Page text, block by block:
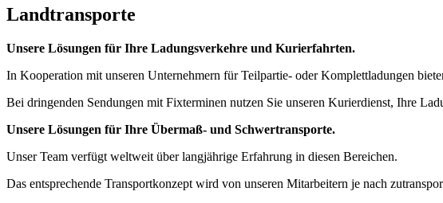
Landtransporte
Unsere Lösungen für Ihre Ladungsverkehre und Kurierfahrten.
In Kooperation mit unseren Unternehmern für Teilpartie- oder Komplettladungen
Bei dringenden Sendungen mit Fixterminen nutzen Sie unseren Kurierdienst, Ihre
Unsere Lösungen für Ihre Übermaß- und Schwertransporte.
Unser Team verfügt weltweit über langjährige Erfahrung in diesen Bereichen.
Das entsprechende Transportkonzept wird von unseren Mitarbeitern je nach